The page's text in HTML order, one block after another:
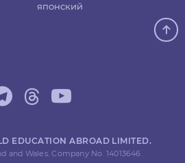
японский
EDUCATION ABROAD LIMITED.
and Wales. Company No. 14013646.